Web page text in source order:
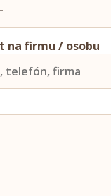
na firmu / osobu